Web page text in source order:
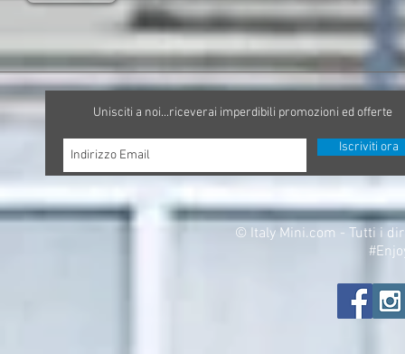
Unisciti a noi...riceverai imperdibili promozioni ed offerte
Iscriviti ora
© Italy Mini.com - Tutti i